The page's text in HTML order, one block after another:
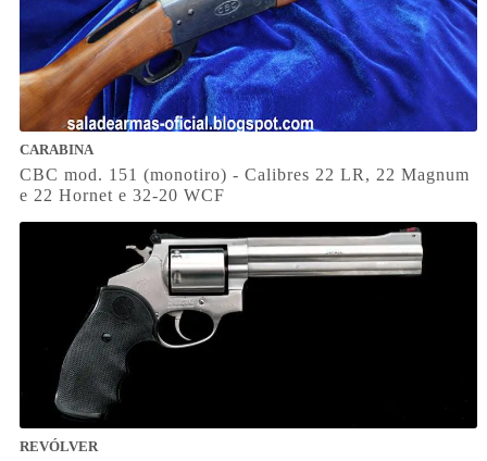
CARABINA
CBC mod. 151 (monotiro) - Calibres 22 LR, 22 Magnum
e 22 Hornet e 32-20 WCF
REVÓLVER